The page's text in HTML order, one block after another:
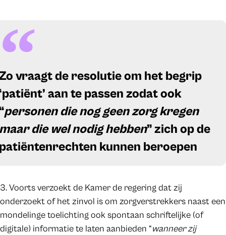
vraagt de resolutie om het begrip
aan te passen zodat ook
personen die nog geen zorg kregen
die wel nodig hebben” zich op de
kunnen beroepen
3. Voorts verzoekt de Kamer de regering dat zij
onderzoekt of het zinvol is om zorgverstrekkers naast een
mondelinge toelichting ook spontaan schriftelijke (of
digitale) informatie te laten aanbieden “wanneer zij